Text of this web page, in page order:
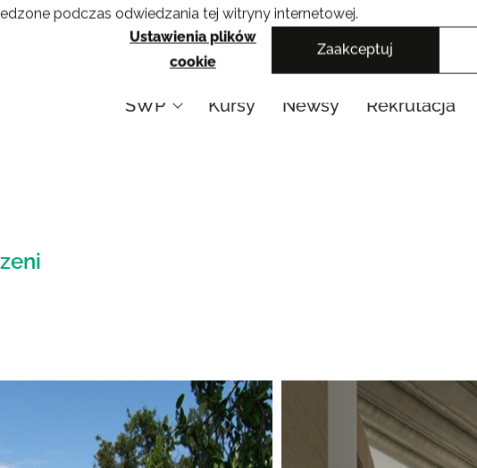
podczas odwiedzania tej witryny internetowej.
Ustawienia plików
cookie
Zaakceptuj
Krakowskie Szkoły Artystyczne
SWP Kursy Newsy Rekrutacja